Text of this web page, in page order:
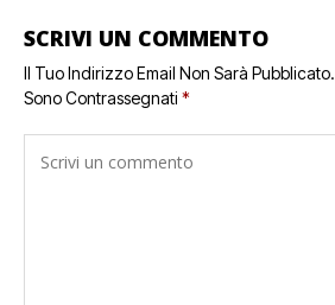
SCRIVI UN COMMENTO
Il Tuo Indirizzo Email Non Sarà Pubblicato.
Sono Contrassegnati *